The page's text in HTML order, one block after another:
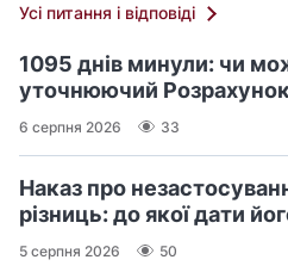
Усі питання і відповіді
1095 днів минули: чи
уточнюючий
6 серпня 2026 33
Наказ про
різниць: до якої дати
5 серпня 2026 50